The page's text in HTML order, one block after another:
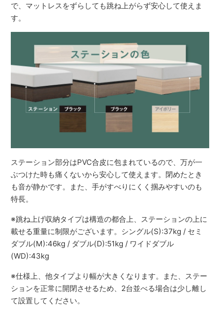
で、マットレスをずらしても跳ね上がらず安心して使えま
す。
ステーション部分はPVC合皮に包まれているので、万が一
ぶつけた時も痛くないから安心して使えます。閉めたとき
も音が静かです。また、手がすべりにくく掴みやすいのも
特長。
※跳ね上げ収納タイプは構造の都合上、ステーションの上に
載せる重量に制限がございます。シングル(S):37kg / セミ
ダブル(M):46kg / ダブル(D):51kg / ワイドダブル
(WD):43kg
※仕様上、他タイプより幅が大きくなります。また、ステー
ションを正常に開閉させるため、2台並べる場合は少し離し
て設置してください。